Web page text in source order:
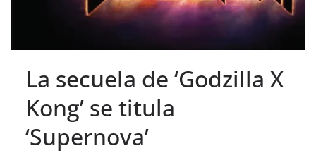
La secuela de ‘Godzilla X
Kong’ se titula
‘Supernova’